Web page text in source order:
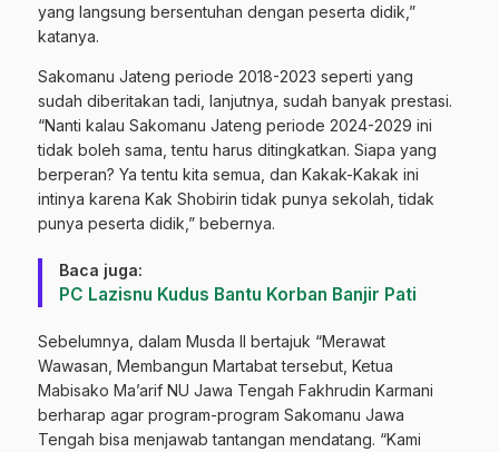
yang langsung bersentuhan dengan peserta didik,”
katanya.
Sakomanu Jateng periode 2018-2023 seperti yang
sudah diberitakan tadi, lanjutnya, sudah banyak prestasi.
“Nanti kalau Sakomanu Jateng periode 2024-2029 ini
tidak boleh sama, tentu harus ditingkatkan. Siapa yang
berperan? Ya tentu kita semua, dan Kakak-Kakak ini
intinya karena Kak Shobirin tidak punya sekolah, tidak
punya peserta didik,” bebernya.
Baca juga:
PC Lazisnu Kudus Bantu Korban Banjir Pati
Sebelumnya, dalam Musda II bertajuk “Merawat
Wawasan, Membangun Martabat tersebut, Ketua
Mabisako Ma’arif NU Jawa Tengah Fakhrudin Karmani
berharap agar program-program Sakomanu Jawa
Tengah bisa menjawab tantangan mendatang. “Kami